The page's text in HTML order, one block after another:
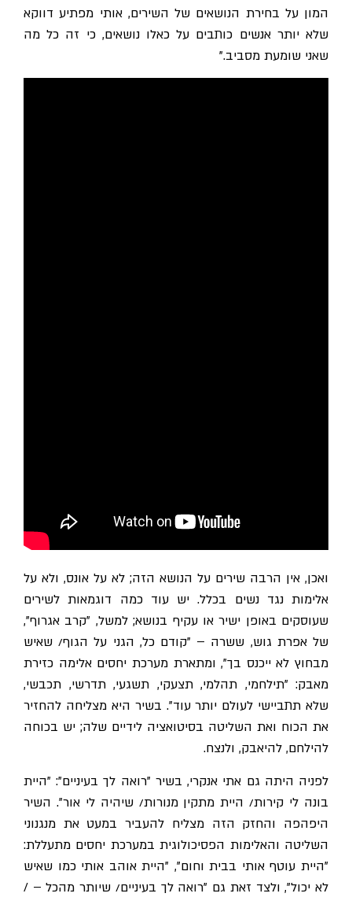
המון על בחירת הנושאים של השירים, אותי מפתיע דווקא
שלא יותר אנשים כותבים על כאלו נושאים, כי זה כל מה
שאני שומעת מסביב."
ואכן, אין הרבה שירים על הנושא הזה; לא על אונס, ולא על
אלימות נגד נשים בכלל. יש עוד כמה דוגמאות לשירים
שעוסקים באופן ישיר או עקיף בנושא; למשל, "קרב אגרוף",
של אפרת גוש, ששרה – "קודם כל, הגני על הגוף/ שאיש
מבחוץ לא ייכנס בך", ומתארת מערכת יחסים אלימה כזירת
מאבק: "תילחמי, תהלמי, תצעקי, תשגעי, תדרשי, תכבשי,
שלא תתביישי לעולם יותר עוד". בשיר היא מצליחה להחזיר
את הכוח ואת השליטה בסיטואציה לידיים שלה; יש בכוחה
להילחם, להיאבק, ולנצח.
לפניה היתה גם אתי אנקרי, בשיר "רואה לך בעיניים": "היית
בונה לי קירות/ היית מתקין מנורות/ שיהיה לי אור". השיר
היפהפה והחזק הזה מצליח להעביר במעט את מנגנוני
השליטה והאלימות הפסיכולוגית במערכת יחסים מתעללת:
"היית עוטף אותי בבית וחום", "היית אוהב אותי כמו שאיש
לא יכול", ולצד זאת גם "רואה לך בעיניים/ שיותר מהכל – /